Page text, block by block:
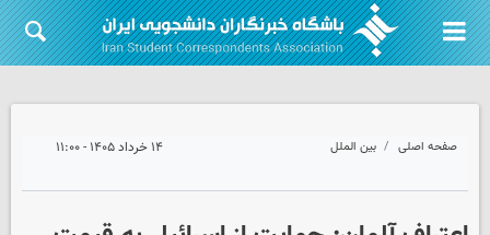
صفحه اصلی بین الملل ۱۴ خرداد ۱۴۰۵ - ۱۱:۰۰